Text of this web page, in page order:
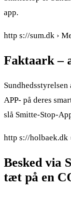
app.
http s://sum.dk ›
Faktaark –
APP- på deres
slå Smitte-Stop-
http s://holbaek.dk
Besked via
tæt på en